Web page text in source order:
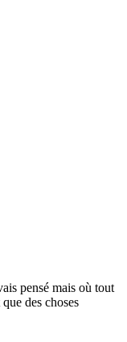
pensé mais où tout
des choses